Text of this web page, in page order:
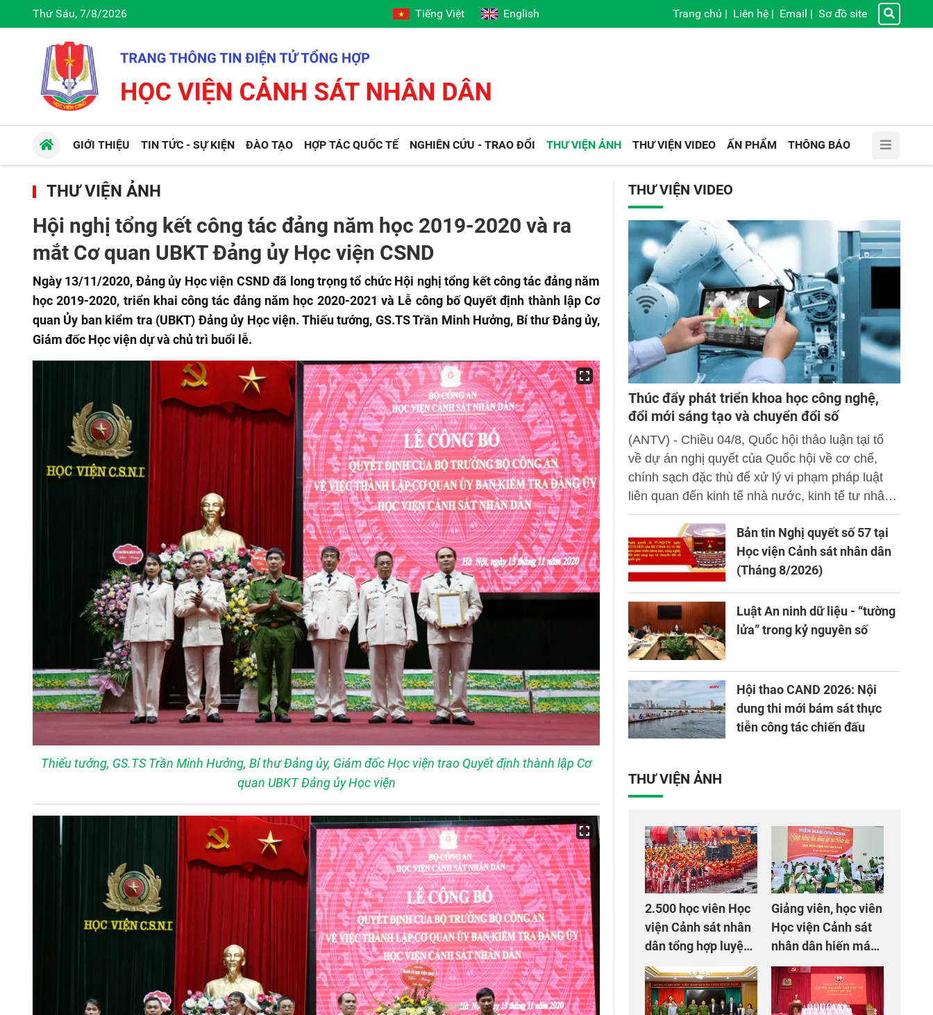
Thứ Sáu, 7/8/2026 Tiếng Việt English Trang chủ | Liên hệ | Email | Sơ đồ site
GIỚI THIỆU TIN TỨC - SỰ KIỆN ĐÀO TẠO HỢP TÁC QUỐC TẾ NGHIÊN CỨU - TRAO ĐỔI THƯ VIỆN ẢNH THƯ VIỆN VIDEO ẤN PHẨM THÔNG BÁO
THƯ VIỆN ẢNH
Hội nghị tổng kết công tác đảng năm học 2019-2020 và ra
mắt Cơ quan UBKT Đảng ủy Học viện CSND
Ngày 13/11/2020, Đảng ủy Học viện CSND đã long trọng tổ chức Hội nghị tổng kết công tác đảng năm
học 2019-2020, triển khai công tác đảng năm học 2020-2021 và Lễ công bố Quyết định thành lập Cơ
quan Ủy ban kiểm tra (UBKT) Đảng ủy Học viện. Thiếu tướng, GS.TS Trần Minh Hưởng, Bí thư Đảng ủy,
Giám đốc Học viện dự và chủ trì buổi lễ.
Thiếu tướng, GS.TS Trần Minh Hưởng, Bí thư Đảng ủy, Giám đốc Học viện trao Quyết định thành lập Cơ
quan UBKT Đảng ủy Học viện
THƯ VIỆN VIDEO
Thúc đẩy phát triển khoa học công nghệ,
đổi mới sáng tạo và chuyển đổi số
(ANTV) - Chiều 04/8, Quốc hội thảo luận tại tổ
về dự án nghị quyết của Quốc hội về cơ chế,
chính sạch đặc thù để xử lý vi phạm pháp luật
liên quan đến kinh tế nhà nước, kinh tế tư nhân
và ứng dụng khoa học công nghệ, đổi mới sáng
tạo và chuyển đổi số.Bản tin Nghị quyết số 57 tại
Học viện Cảnh sát nhân dân
(Tháng 8/2026)
Luật An ninh dữ liệu - “tường
lửa” trong kỷ nguyên số
Hội thao CAND 2026: Nội
dung thi mới bám sát thực
tiễn công tác chiến đấu
THƯ VIỆN ẢNH
2.500 học viên Học
viện Cảnh sát nhân
dân tổng hợp luyện
màn Trống hội chào
mừng Đại hội Đảng
Giảng viên, học viên
Học viện Cảnh sát
nhân dân hiến máu
giúp dân và đồng
đội